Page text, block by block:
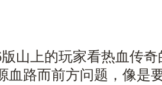
山上的玩家看热血传
血路而前方问题，像是